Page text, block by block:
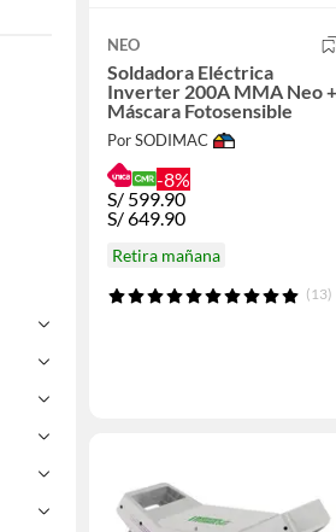
NEO
Soldadora Eléctrica
Inverter 200A MMA Neo +
Máscara Fotosensible
Por SODIMAC
-8%
S/ 599.90
S/649.90
Retira mañana
(13)